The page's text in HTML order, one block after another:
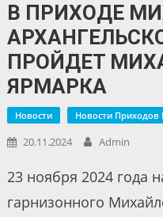
В ПРИХОДЕ
ПРОЙДЕТ
ЯРМАРКА
Новости Новости
20.11.2024 Admin
23 ноября 2024 года
гарнизонного